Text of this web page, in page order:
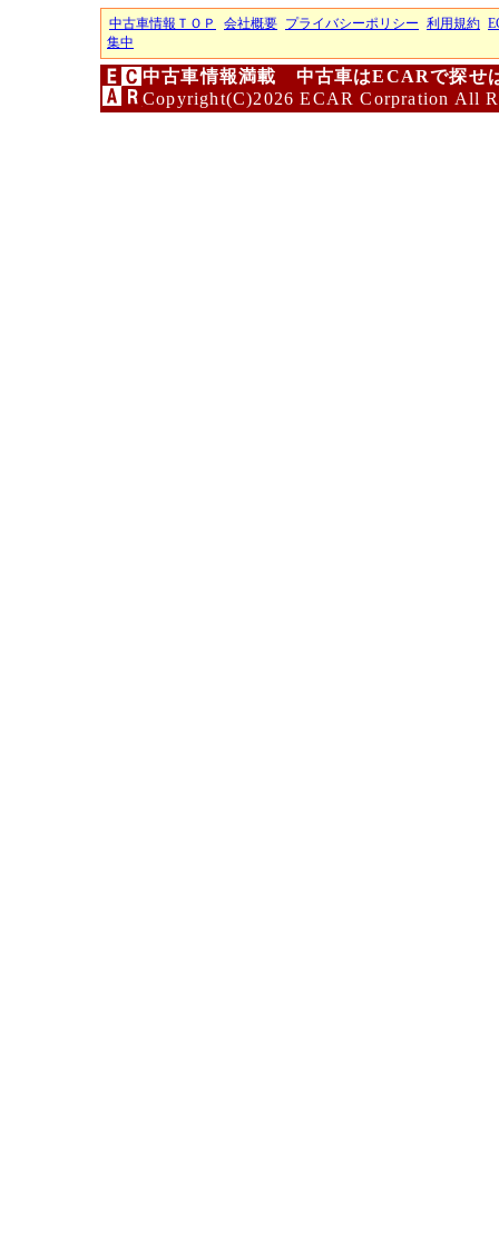
中古車情報ＴＯＰ 会社概要 プライバシーポリシー 利用規約
集中
中古車情報満載 中古車はECARで探せ
Copyright(C)2026 ECAR Corpration All